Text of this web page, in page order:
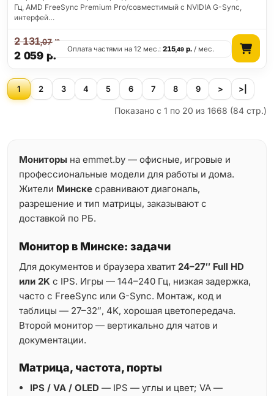
Гц, AMD FreeSync Premium Pro/совместимый с NVIDIA G-Sync,
интерфей…
2 059 р.
2 131,07р.
Оплата частями на 12 мес.:215,49 р. / мес.
1 2 3 4 5 6 7 8 9 > >|
Показано с 1 по 20 из 1668 (84 стр.)
Мониторы на emmet.by — офисные, игровые и
профессиональные модели для работы и дома.
Жители Минске сравнивают диагональ,
разрешение и тип матрицы, заказывают с
доставкой по РБ.
Монитор в Минске: задачи
Для документов и браузера хватит 24–27″ Full HD
или 2K с IPS. Игры — 144–240 Гц, низкая задержка,
часто с FreeSync или G-Sync. Монтаж, код и
таблицы — 27–32″, 4K, хорошая цветопередача.
Второй монитор — вертикально для чатов и
документации.
Матрица, частота, порты
IPS / VA / OLED — IPS — углы и цвет; VA —